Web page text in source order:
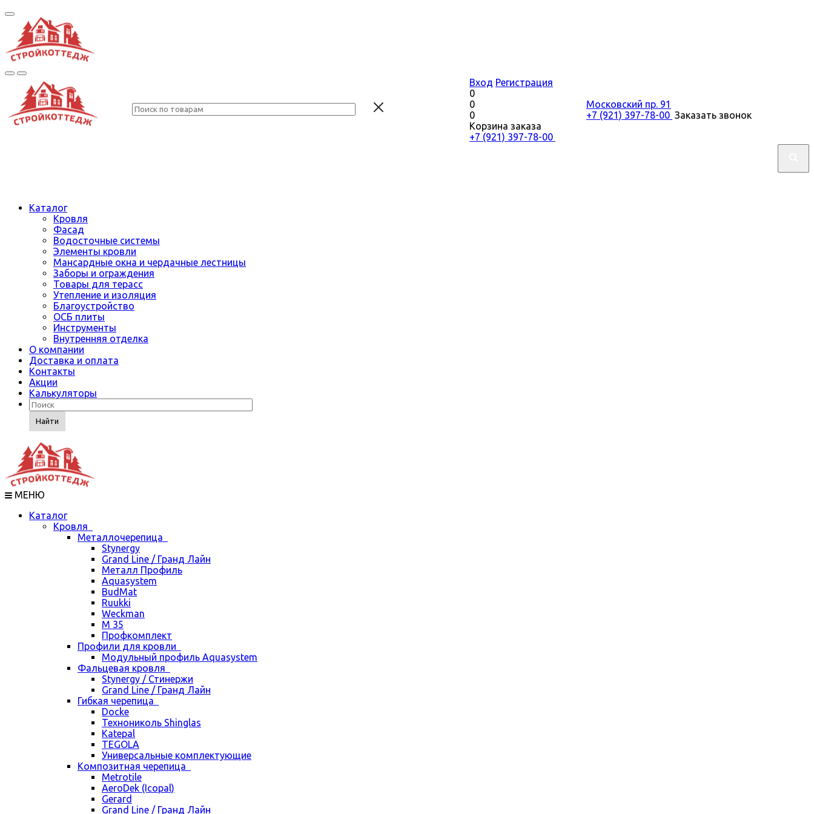
Вход Регистрация
0
0
0
Корзина заказа
+7 (921) 397-78-00
Московский пр. 91
+7 (921) 397-78-00 Заказать звонок
Каталог
Кровля
Фасад
Водосточные системы
Элементы кровли
Мансардные окна и чердачные лестницы
Заборы и ограждения
Товары для терасс
Утепление и изоляция
Благоустройство
ОСБ плиты
Инструменты
Внутренняя отделка
О компании
Доставка и оплата
Контакты
Акции
Калькуляторы
Найти
МЕНЮ
Каталог
Кровля
Металлочерепица
Stynergy
Grand Line / Гранд Лайн
Металл Профиль
Aquasystem
BudMat
Ruukki
Weckman
М 35
Профкомплект
Профили для кровли
Модульный профиль Aquasystem
Фальцевая кровля
Stynergy / Стинержи
Grand Line / Гранд Лайн
Гибкая черепица
Docke
Технониколь Shinglas
Katepal
TEGOLA
Универсальные комплектующие
Композитная черепица
Metrotile
AeroDek (Icopal)
Gerard
Grand Line / Гранд Лайн